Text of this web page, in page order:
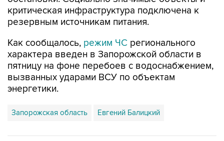
Как сообщалось,режим ЧСрегионального
пятницу на фоне перебоев с водоснабжением,
вызванных ударами ВСУ по объектам
энергетики.
Запорожская область